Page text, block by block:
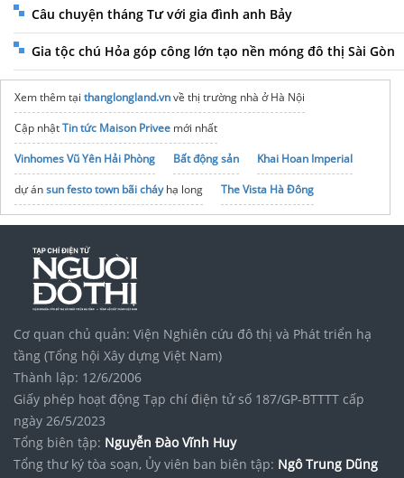
Câu chuyện tháng Tư với gia đình anh Bảy
Gia tộc chú Hỏa góp công lớn tạo nền móng đô thị Sài Gòn
Xem thêm tại thanglongland.vnvề thị trường nhà ở Hà Nội
Cập nhậtTin tức Maison Privee mới nhất
Vinhomes Vũ Yên Hải Phòng
Bất động sản
Khai Hoan Imperial
dự ánsun festo town bãi cháyhạ long
The Vista Hà Đông
Xem Hanoi Season GardenTại đây
Tập đoàn Bcons Group
noxh K Home Avenue Nhơn Trạch
Cơ quan chủ quản: Viện Nghiên cứu đô thị và Phát triển hạ
tầng (Tổng hội Xây dựng Việt Nam)
Thành lập: 12/6/2006
Giấy phép hoạt động Tạp chí điện tử số 187/GP-BTTTT cấp
ngày 26/5/2023
Tổng biên tập: Nguyễn Đào Vĩnh Huy
Tổng thư ký tòa soạn, Ủy viên ban biên tập: Ngô Trung Dũng